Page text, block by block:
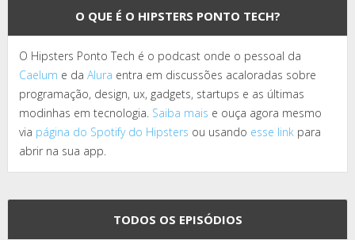
O QUE É O HIPSTERS PONTO TECH?
O Hipsters Ponto Tech é o podcast onde o pessoal da
Caelum e da Alura entra em discussões acaloradas sobre
programação, design, ux, gadgets, startups e as últimas
modinhas em tecnologia. Saiba mais e ouça agora mesmo
via página do Spotify do Hipsters ou usando esse link para
abrir na sua app.
TODOS OS EPISÓDIOS